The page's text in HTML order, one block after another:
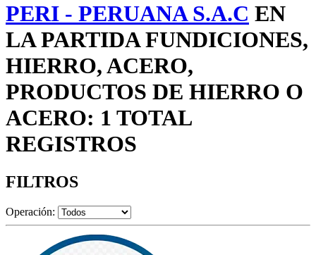
PERI - PERUANA S.A.C EN
LA PARTIDA FUNDICIONES,
HIERRO, ACERO,
PRODUCTOS DE HIERRO O
ACERO: 1 TOTAL
REGISTROS
FILTROS
Operación: